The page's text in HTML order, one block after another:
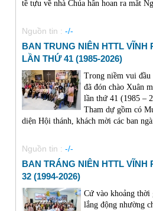
tề tựu về nhà Chúa hân hoan ra mắt
Nguồn tin : -/-
BAN TRUNG NIÊN HTTL
LẦN THỨ 41 (1985-2026)
Trong niềm vui
đã đón chào Xuân
lần thứ 41 (1985 –
Tham dự gồm có
diện Hội thánh, khách mời các ban
Nguồn tin : -/-
BAN TRÁNG NIÊN HTTL
32 (1994-2026)
Cứ vào khoảng thời
lắng động nhường